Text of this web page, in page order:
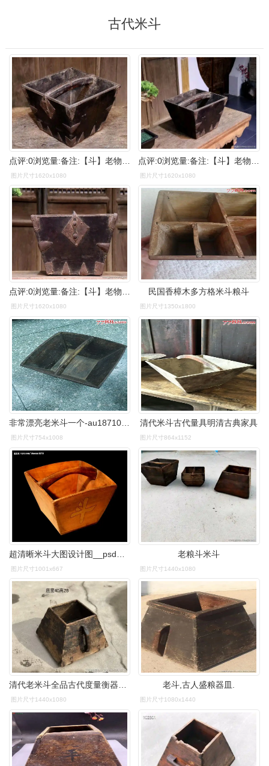
古代米斗
图片尺寸1620x1080 图片尺寸1620x1080
点评:0浏览量:备注:【斗】老物件*古代粮食量具*日进斗金老米斗*尺寸
图片尺寸1620x1080
民国香樟木多方格米斗粮斗
图片尺寸1350x1800
图片尺寸754x1008
清代米斗古代量具明清古典家具
图片尺寸864x1152
图片尺寸1001x667
老粮斗米斗
图片尺寸1440x1080
清代老米斗全品古代度量衡器包浆老辣,民俗馆收藏展示
图片尺寸1440x1080
老斗,古人盛粮器皿.
图片尺寸1080x1440